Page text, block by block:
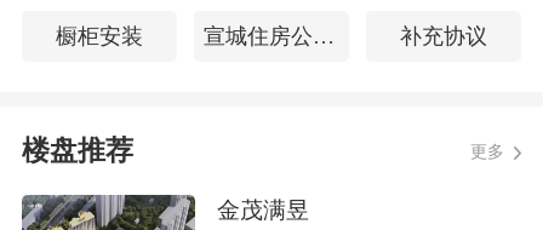
年12月31日合并财务报表范围内的各类资
二批中国建筑“好房子”营造体系践行项目
橱柜安装 宣城住房公积金查询 补充协议
楼盘推荐 更多
金茂满昱